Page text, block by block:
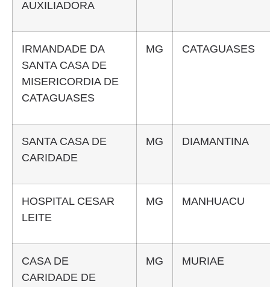
AUXILIADORA
IRMANDADE DA
SANTA CASA DE
MISERICORDIA DE
CATAGUASES
MG CATAGUASES
SANTA CASA DE
CARIDADE
MG DIAMANTINA
HOSPITAL CESAR
LEITE
MG MANHUACU
CASA DE
CARIDADE DE
MG MURIAE